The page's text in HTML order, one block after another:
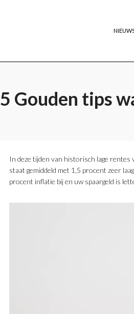
5 Gouden tips
In deze tijden van historisch lage
staat gemiddeld met 1,5 procent zeer
procent inflatie bij en uw spaargeld is